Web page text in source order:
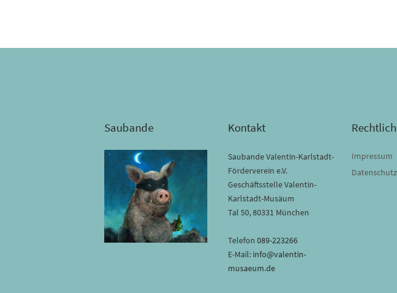
Saubande Kontakt
Saubande Valentin-Karlstadt-
Förderverein e.V.
Geschäftsstelle Valentin-
Karlstadt-Musäum
Tal 50, 80331 München
Telefon 089-223266
E-Mail: info@valentin-
musaeum.de
Impressum